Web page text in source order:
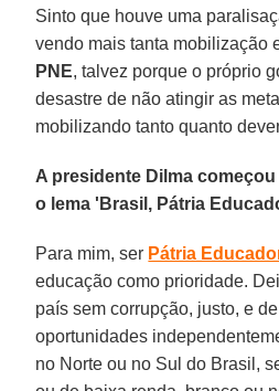
Sinto que houve uma
vendo mais tanta mobilização
PNE, talvez porque o próprio
desastre de não atingir as
mobilizando tanto quanto
A presidente Dilma
o lema 'Brasil, Pátria
Para mim, ser Pátria
educação como prioridade.
país sem corrupção, justo, e
oportunidades
no Norte ou no Sul do Brasil,